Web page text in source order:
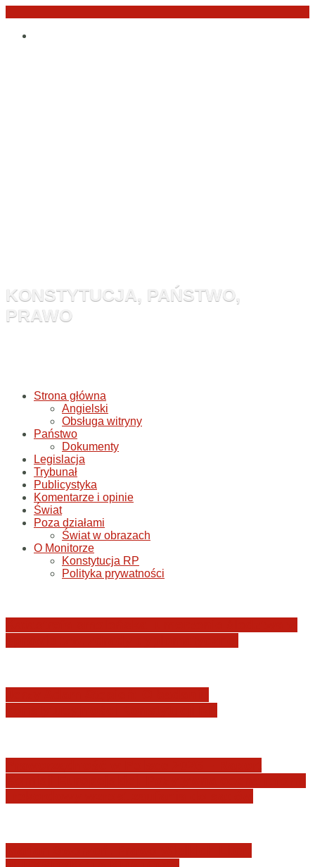
Przejdź
KONSTYTUCJA, PAŃSTWO,
PRAWO
Strona główna
Angielski
Obsługa witryny
Państwo
Dokumenty
Legislacja
Trybunał
Publicystyka
Komentarze i opinie
Świat
Poza działami
Świat w obrazach
O Monitorze
Konstytucja RP
Polityka prywatności